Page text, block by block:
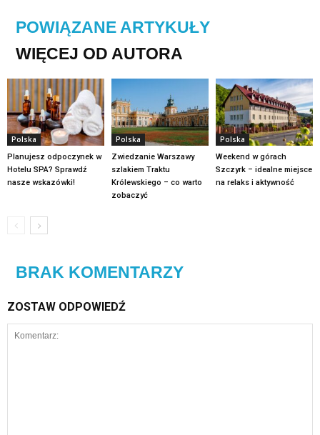
POWIĄZANE ARTYKUŁY
WIĘCEJ OD AUTORA
Polska
Planujesz odpoczynek w
Hotelu SPA? Sprawdź
nasze wskazówki!
Polska
Zwiedzanie Warszawy
szlakiem Traktu
Królewskiego – co warto
zobaczyć
Polska
Weekend w górach
Szczyrk – idealne miejsce
na relaks i aktywność
BRAK KOMENTARZY
ZOSTAW ODPOWIEDŹ